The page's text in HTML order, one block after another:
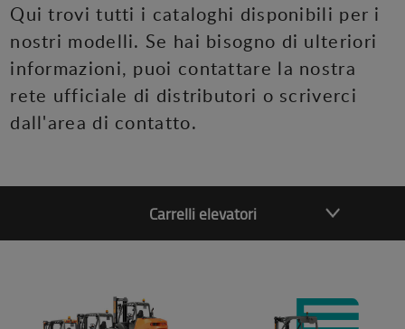
Qui trovi tutti i cataloghi disponibili per i
nostri modelli. Se hai bisogno di ulteriori
informazioni, puoi contattare la nostra
rete ufficiale di distributori o scriverci
dall'area di contatto.
Carrelli elevatori